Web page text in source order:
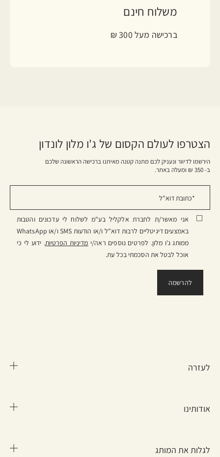
משלוח חינם
ברכישה מעל 300 ₪
הצטרפו לעולם הקסום של ג'ו מלון לונדון
הירשמו לדיוור ונעניק לכם מתנה קטנה מאיתנו ברכישה הראשונה שלכם
ב- 350 ₪ ומעלה באתר.
אני מאשר/ת לחברת אלקליל בע"מ לשלוח לי עדכונים והטבות
באמצעים דיגיטליים לרבות דוא"ל ו/או הודעות SMS ו/או WhatsApp
ממותג ג'ו מלון. לפרטים נוספים ראה/י מדיניות הפרטיות. ידוע לי כי
אוכל לבטל את הסכמתי בכל עת.
לעזרה
שאלות נפוצות
החזרות והחלפות
אודותינו
מידע על החברה
לגלות את המותג